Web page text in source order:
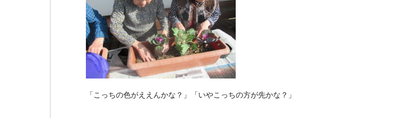
「こっちの色がええんかな？」「いやこっちの方が先かな？」